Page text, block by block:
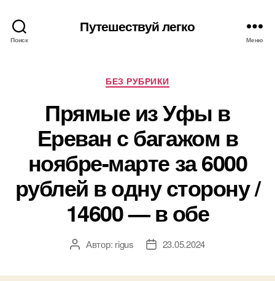
Поиск
Путешествуй легко
Меню
Рубрики
БЕЗ РУБРИКИ
Прямые из Уфы в
Ереван с багажом в
ноябре-марте за 6000
рублей в одну сторону /
14600 — в обе
АвторАвтор: rigus
Дата23.05.2024